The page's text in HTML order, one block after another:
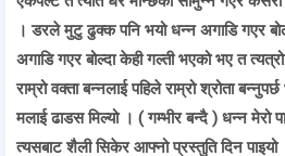
। डरले मुटु ढुक्क पनि भयो धन्न अगाडि गएर
अगाडि गएर बोल्दा केही गल्ती भएको भए त त्यत्रो
राम्रो वक्ता बन्नलाई पहिले राम्रो श्रोता
मलाई ढाडस मिल्यो । ( गम्भीर बन्दै ) धन्न
त्यसबाट शैली सिकेर आफ्नो प्रस्तुति दिन